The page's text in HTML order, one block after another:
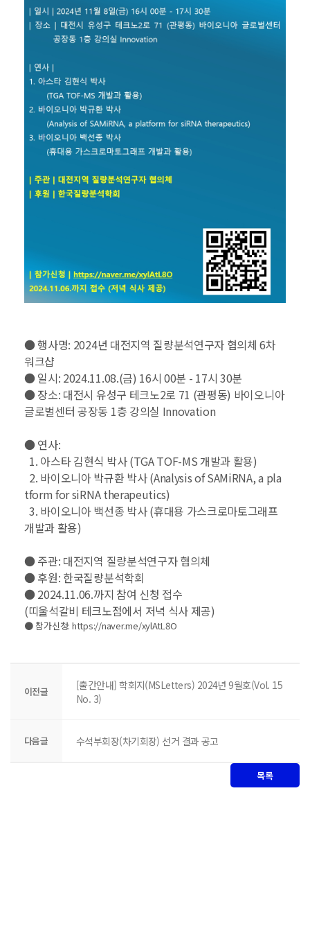
● 행사명: 2024년 대전지역 질량분석연구자 협의체 6차
워크샵
● 일시: 2024.11.08.(금) 16시 00분 - 17시 30분
● 장소: 대전시 유성구 테크노2로 71 (관평동) 바이오니아
글로벌센터 공장동 1층 강의실 Innovation
● 연사:
1. 아스타 김현식 박사(TGA TOF-MS개발과 활용)
2. 바이오니아 박규환 박사(Analysis of SAMiRNA, a pla
tform for siRNA therapeutics)
3. 바이오니아 백선종 박사(휴대용 가스크로마토그래프
개발과 활용)
● 주관: 대전지역 질량분석연구자 협의체
● 후원: 한국질량분석학회
●2024.11.06.까지 참여 신청 접수
(띠울석갈비 테크노점에서 저녁 식사 제공)
● 참가신청: https://naver.me/xylAtL8O
이전글
[출간안내] 학회지(MSLetters) 2024년 9월호(Vol. 15
No. 3)
다음글 수석부회장(차기회장) 선거 결과 공고
목록